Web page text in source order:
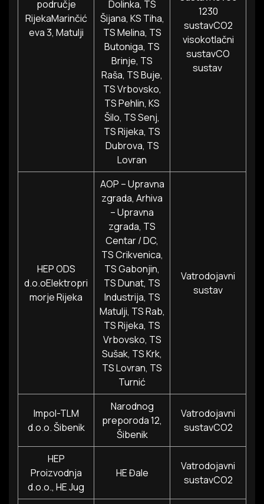
područje
RijekaMarinčić
eva 3, Matulji
Dolinka, TS
Šijana, KS Tiha,
TS Melina, TS
Butoniga, TS
Brinje, TS
Raša, TS Buje,
TS Vrbovsko,
TS Pehlin, KS
Šilo, TS Senj,
TS Rijeka, TS
Dubrova, TS
Lovran
1230
sustavCO2
visokotlačni
sustavCO
sustav
HEP ODS
d.o.oElektropri
morje Rijeka
AOP – Upravna
zgrada, Arhiva
– Upravna
zgrada, TS
Centar / DC,
TS Crikvenica,
TS Gabonjin,
TS Dunat, TS
Industrija, TS
Matulji, TS Rab,
TS Rijeka, TS
Vrbovsko, TS
Sušak, TS Krk,
TS Lovran, TS
Turnić
Vatrodojavni
sustav
Impol-TLM
d.o.o. Šibenik
Narodnog
preporoda 12,
Šibenik
Vatrodojavni
sustavCO2
HEP
Proizvodnja
d.o.o., HE Jug
HE Đale
Vatrodojavni
sustavCO2